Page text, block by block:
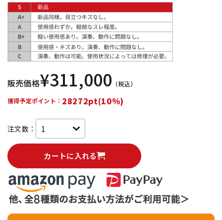
中古
販売価格¥311,000 （税込）
獲得予定ポイント： 28272pt(10%)
注文数：
カートに入れる